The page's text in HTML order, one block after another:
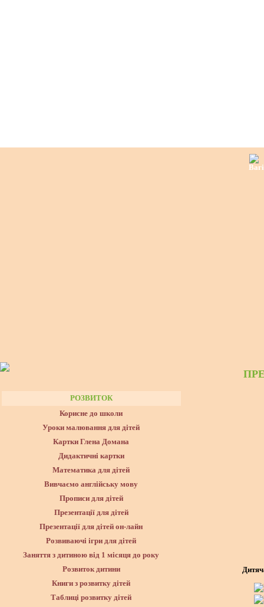
РОЗВИТОК
Корисне до школи
Уроки малювання для дітей
Картки Глена Домана
Дидактичні картки
Математика для дітей
Вивчаємо англійську мову
Прописи для дітей
Презентації для дітей
Презентації для дітей он-лайн
Розвиваючі ігри для дітей
Заняття з дитиною від 1 місяця до року
Розвиток дитини
Книги з розвитку дітей
Таблиці розвитку дітей